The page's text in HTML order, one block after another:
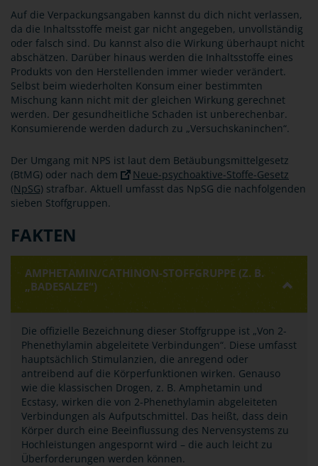
Auf die Verpackungsangaben kannst du dich nicht verlassen,
da die Inhaltsstoffe meist gar nicht angegeben, unvollständig
oder falsch sind. Du kannst also die Wirkung überhaupt nicht
abschätzen. Darüber hinaus werden die Inhaltsstoffe eines
Produkts von den Herstellenden immer wieder verändert.
Selbst beim wiederholten Konsum einer bestimmten
Mischung kann nicht mit der gleichen Wirkung gerechnet
werden. Der gesundheitliche Schaden ist unberechenbar.
Konsumierende werden dadurch zu „Versuchskaninchen“.
Der Umgang mit NPS ist laut dem Betäubungsmittelgesetz
(BtMG) oder nach dem
Neue-psychoaktive-Stoffe-Gesetz
(NpSG) strafbar. Aktuell umfasst das NpSG die nachfolgenden
sieben Stoffgruppen.
FAKTEN
AMPHETAMIN/CATHINON-STOFFGRUPPE (Z. B.
„BADESALZE“)
Die offizielle Bezeichnung dieser Stoffgruppe ist „Von 2-
Phenethylamin abgeleitete Verbindungen“. Diese umfasst
hauptsächlich Stimulanzien, die anregend oder
antreibend auf die Körperfunktionen wirken. Genauso
wie die klassischen Drogen, z. B. Amphetamin und
Ecstasy, wirken die von 2-Phenethylamin abgeleiteten
Verbindungen als Aufputschmittel. Das heißt, dass dein
Körper durch eine Beeinflussung des Nervensystems zu
Hochleistungen angespornt wird – die auch leicht zu
Überforderungen werden können.